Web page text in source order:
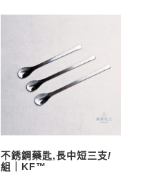
不銹鋼藥匙,長中短三支/
組｜KF™